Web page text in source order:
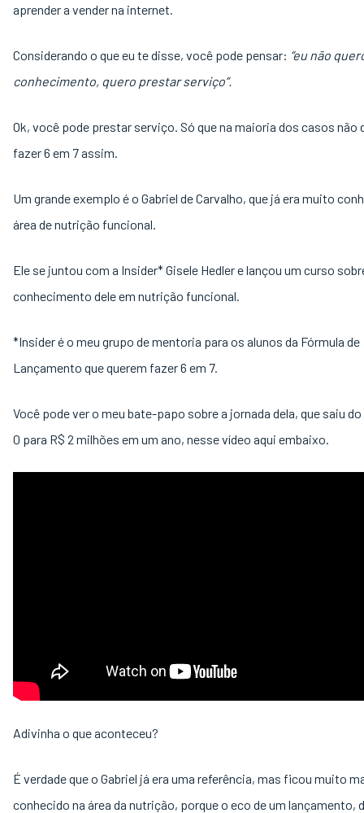
aprender a vender na internet.
Considerando o que eu te disse, você pode pensar: “eu não
conhecimento, quero prestar serviço”.
Ok, você pode prestar serviço. Só que na maioria dos casos não
fazer 6 em 7 assim.
Um grande exemplo é o Gabriel de Carvalho, que já era muito
área de nutrição funcional.
Ele se juntou com a Insider* Gisele Hedler e lançou um curso
conhecimento dele em nutrição funcional.
*Insider é o meu grupo de mentoria para os alunos da Fórmula de
Lançamento que querem fazer 6 em 7.
Você pode ver o meu bate-papo sobre a jornada dela, que saiu
0 para R$ 2 milhões em um ano, nesse vídeo aqui embaixo.
Adivinha o que aconteceu?
É verdade que o Gabriel já era uma referência, mas ficou muito
conhecido na área da nutrição, porque o eco de um lançamento,